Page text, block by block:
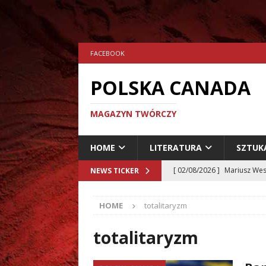
FACEBOOK
POLSKA CANADA
MAGAZYN TWÓRCZY
HOME LITERATURA
NEWS TICKER [ 02/08/2026 ] Mariusz
[ 23/07/2026 ]
HOME totalitaryzm
totalitaryzm